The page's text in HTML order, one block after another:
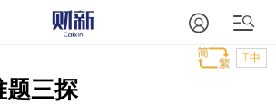
T中
题三探